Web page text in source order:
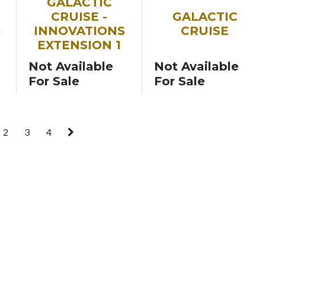
CRUISE -
INNOVATIONS
EXTENSION 1
Not Available
For Sale
GALACTIC
CRUISE
Not Available
For Sale
2 3 4